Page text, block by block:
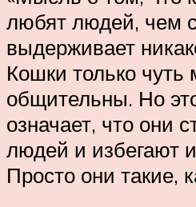
любят людей, чем
выдерживает
Кошки только чуть
общительны. Но
означает, что они
людей и избегают
Просто они такие,